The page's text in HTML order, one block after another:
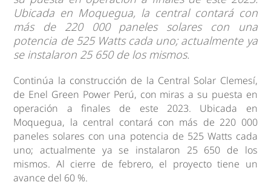
Ubicada en Moquegua, la central contará con
más de 220 000 paneles solares con una
potencia de 525 Watts cada uno; actualmente ya
se instalaron 25 650 de los mismos.
Continúa la construcción de la Central Solar Clemesí,
de Enel Green Power Perú, con miras a su puesta en
operación a finales de este 2023. Ubicada en
Moquegua, la central contará con más de 220 000
paneles solares con una potencia de 525 Watts cada
uno; actualmente ya se instalaron 25 650 de los
mismos. Al cierre de febrero, el proyecto tiene un
avance del 60 %.